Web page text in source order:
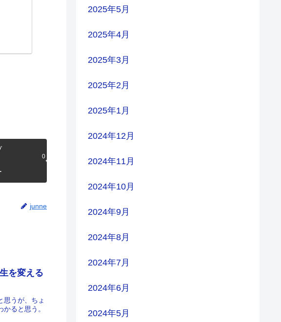
0
junne
を変える
思うが、ちょ
ると思う。
2025年5月
2025年4月
2025年3月
2025年2月
2025年1月
2024年12月
2024年11月
2024年10月
2024年9月
2024年8月
2024年7月
2024年6月
2024年5月